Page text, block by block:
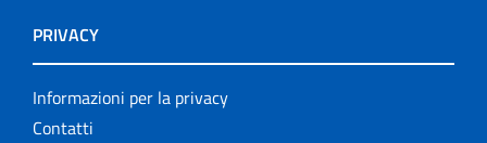
PRIVACY
Informazioni per la privacy
Contatti